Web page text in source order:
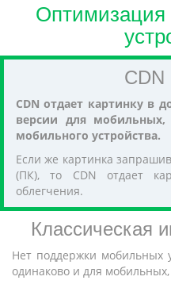
CDN
CDN отдает картинку в
версии для мобильных,
мобильного устройства.
Если же картинка
(ПК), то CDN отдает
облегчения.
Классическая
Нет поддержки мобильных
одинаково и для